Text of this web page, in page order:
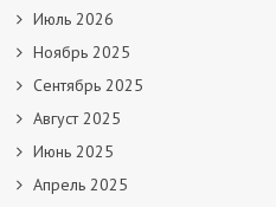
Июль 2026
Ноябрь 2025
Сентябрь 2025
Август 2025
Июнь 2025
Апрель 2025